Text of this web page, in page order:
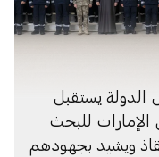
الدولة يستقبل
الإمارات للبحث
ويشيد بجهودهم